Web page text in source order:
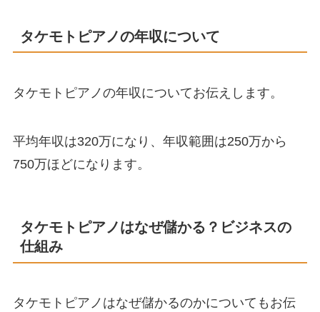
タケモトピアノの年収について
タケモトピアノの年収についてお伝えします。
平均年収は320万になり、年収範囲は250万から
750万ほどになります。
タケモトピアノはなぜ儲かる？ビジネスの
仕組み
タケモトピアノはなぜ儲かるのかについてもお伝